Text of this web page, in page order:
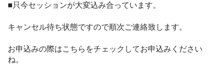
■只今セッションが大変込み合っています。
キャンセル待ち状態ですので順次ご連絡致します。
お申込みの際はこちらをチェックしてお申込みください
ね。